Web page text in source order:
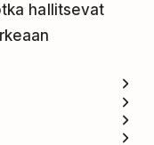
hallitsevat